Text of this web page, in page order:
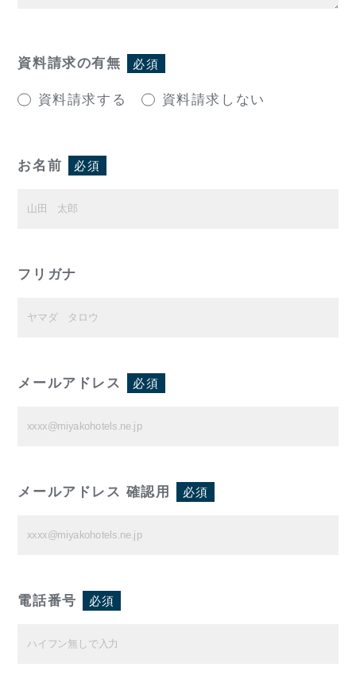
資料請求の有無 必須
資料請求する 資料請求しない
お名前 必須
フリガナ
メールアドレス 必須
メールアドレス 確認用 必須
電話番号 必須